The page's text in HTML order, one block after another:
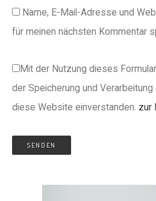
Name, E-Mail-Adresse und
für meinen nächsten Kommentar
Mit der Nutzung dieses
der Speicherung und
diese Website einverstanden. zur